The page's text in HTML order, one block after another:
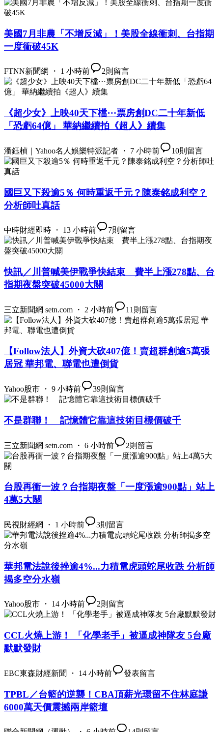
美國7月非農「不增反減」！美股全線衝刺、台指期
一度衝破45K
FTNN新聞網 ・ 1 小時前 2則留言
《超少女》上映40天下檔⋯票房創DC二十年新低
「恐虧64億」 華納繼續拍《超人》續集
潘鈺楨｜Yahoo名人娛樂特派記者 ・ 7 小時前 10則留言
國巨又下殺逾5％ 何時重返千元？陳泰銘成利空？
分析師吐真話
中時財經即時 ・ 13 小時前 7則留言
快訊／川普喊美伊戰爭快結束 費半上漲278點、台
指期夜盤突破45000大關
三立新聞網 setn.com ・ 2 小時前 11 則留言
【Follow法人】外資大砍407億！賣超群創逾5萬張
居冠 華邦電、聯電也遭倒貨
Yahoo股市 ・ 9 小時前 39則留言
不是群聯！ 記憶體它靠這技術目標價破千
三立新聞網 setn.com ・ 6 小時前 2則留言
台股再衝一波？台指期夜盤「一度漲逾900點」站上
4萬5大關
民視財經網 ・ 1 小時前 3則留言
華邦電法說後挫逾4%...力積電虎頭蛇尾收跌 分析師
揭多空分水嶺
Yahoo股市 ・ 14 小時前 2則留言
CCL火燒上游！ 「化學老手」被逼成神隊友 5台廠
默默發財
EBC東森財經新聞 ・ 14 小時前 發表留言
TPBL／台籃的逆襲！CBA頂薪光環留不住林庭謙
6000萬天價震撼兩岸籃壇